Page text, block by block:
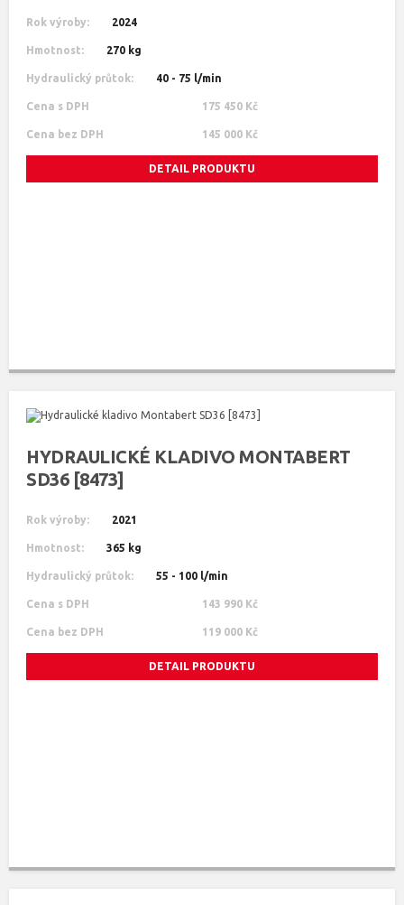
Rok výroby: 2024
Hmotnost: 270 kg
Hydraulický průtok: 40 - 75 l/min
Cena s DPH 175 450 Kč
Cena bez DPH 145 000 Kč
DETAIL PRODUKTU
HYDRAULICKÉ KLADIVO MONTABERT
SD36 [8473]
Rok výroby: 2021
Hmotnost: 365 kg
Hydraulický průtok: 55 - 100 l/min
Cena s DPH 143 990 Kč
Cena bez DPH 119 000 Kč
DETAIL PRODUKTU